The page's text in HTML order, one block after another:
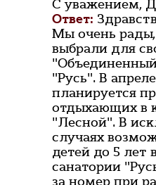
С уважением,
Ответ:
Мы очень
выбрали для
"Русь". В
планируется
отдыхающих в
"Лесной". В
случаях
детей до 5 лет
санатории
за номер при